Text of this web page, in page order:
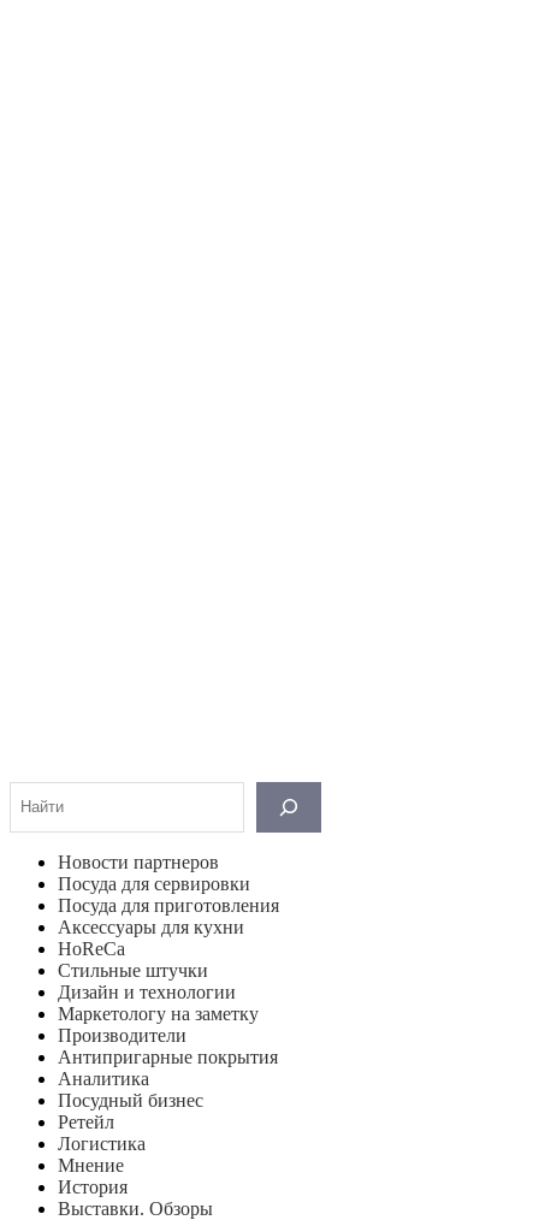
Новости партнеров
Посуда для сервировки
Посуда для приготовления
Аксессуары для кухни
HoReCa
Стильные штучки
Дизайн и технологии
Маркетологу на заметку
Производители
Антипригарные покрытия
Аналитика
Посудный бизнес
Ретейл
Логистика
Мнение
История
Выставки. Обзоры